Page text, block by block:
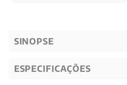
SINOPSE
ESPECIFICAÇÕES